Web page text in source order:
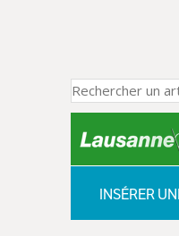
INSÉRER